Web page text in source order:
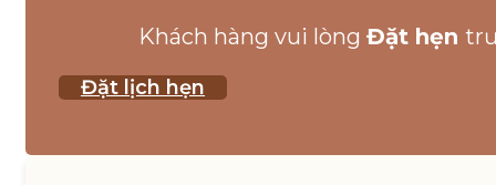
Khách hàng vui lòng Đặt hẹn
Đặt lịch hẹn